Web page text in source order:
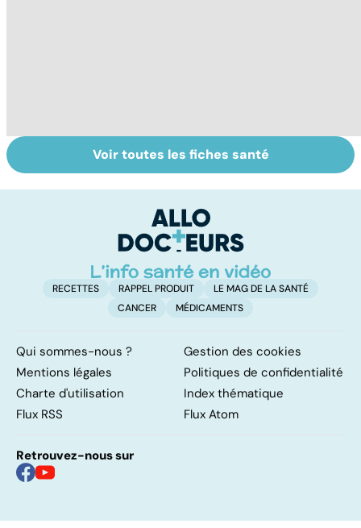
Tout savoir sur
les infections
Le lupus, une
maladie
Voir toutes les fiches santé
RECETTES RAPPEL PRODUIT
LE MAG DE LA SANTÉ
CANCER
MÉDICAMENTS
Qui sommes-nous ?
Gestion des cookies
Mentions légales
Politiques de confidentialité
Charte d'utilisation
Index thématique
Flux RSS
Flux Atom
Retrouvez-nous sur